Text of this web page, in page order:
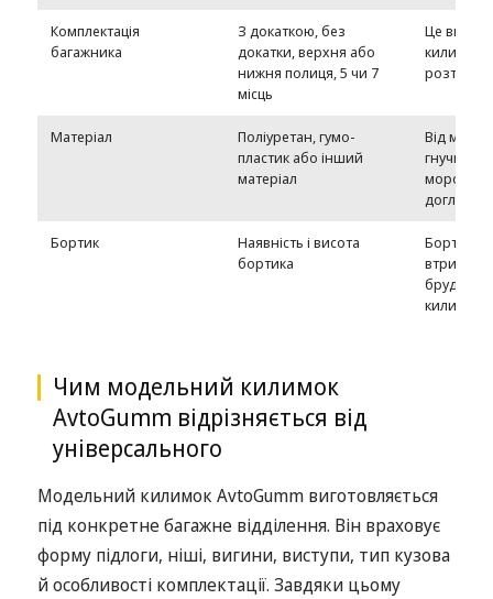
Комплектація
багажника
З докаткою, без
докатки, верхня або
нижня полиця, 5 чи 7
місць
Це
килимка й
Матеріал
Поліуретан, гумо-
пластик або інший
матеріал
Від
догляд
Бортик
Наявність і висота
бортика
Бортик
втримати
бруд
килимка
Чим модельний килимок
AvtoGumm відрізняється від
універсального
Модельний килимок AvtoGumm виготовляється
під конкретне багажне відділення. Він враховує
форму підлоги, ніші, вигини, виступи, тип кузова
й особливості комплектації. Завдяки цьому